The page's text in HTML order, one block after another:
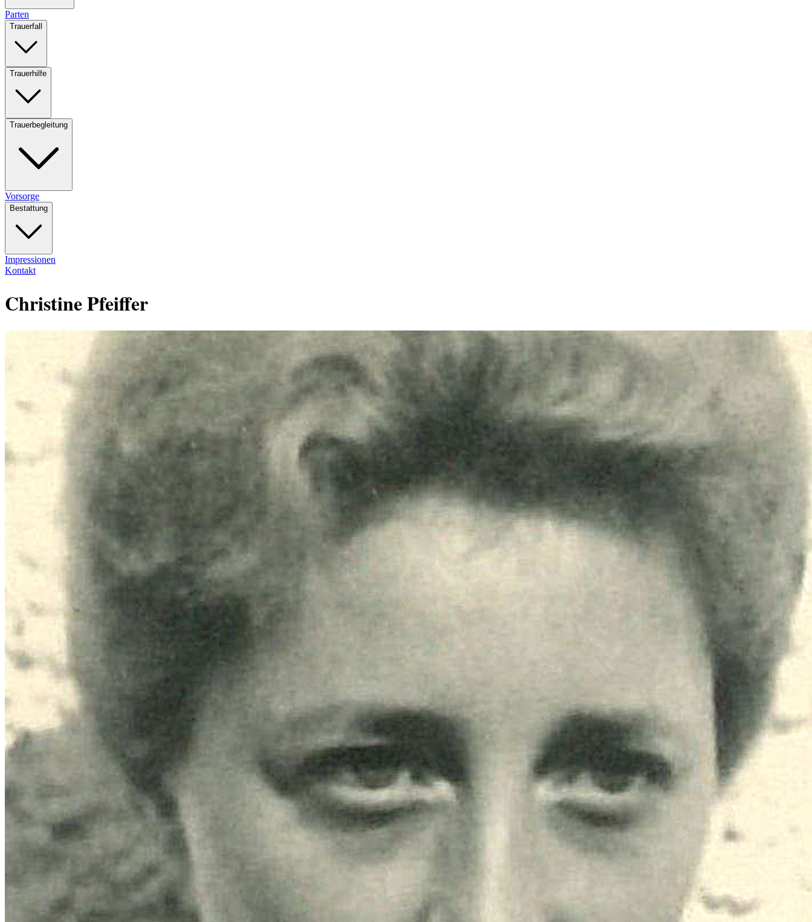
Parten
Trauerfall
Trauerhilfe
Trauerbegleitung
Vorsorge
Bestattung
Impressionen
Kontakt
Christine Pfeiffer